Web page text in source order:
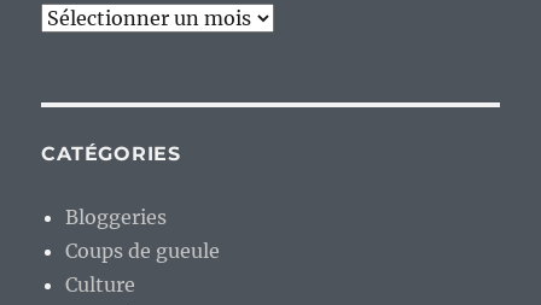
Archives
CATÉGORIES
Bloggeries
Coups de gueule
Culture